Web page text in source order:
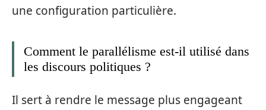
une configuration particulière.
Comment le parallélisme est-il utilisé dans
les discours politiques ?
Il sert à rendre le message plus engageant